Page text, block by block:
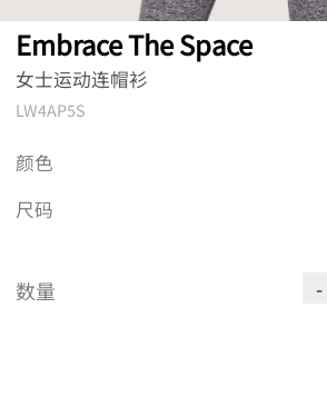
Embrace The Space
女士运动连帽衫
LW4AP5S
颜色
尺码
数量 -